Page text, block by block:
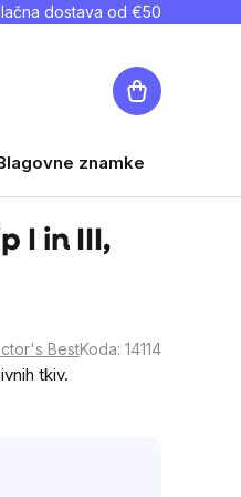
dostava od €50
Košarica
znamke
I in III,
BestKoda: 14114
tkiv.